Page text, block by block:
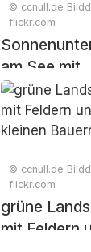
© ccnull.de
flickr.com
am See mit
Spiegelung
© ccnull.de
flickr.com
grüne
mit Feldern